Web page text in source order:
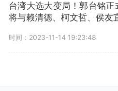
台湾大选大变局！郭台铭
将与赖清德、柯文哲、侯友
时间：2023-11-14 19:23:48